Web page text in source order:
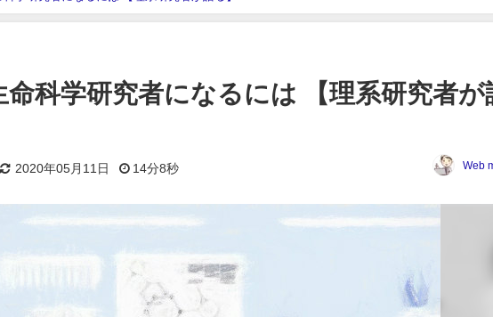
命科学研究者になるには 【理系研究者が
2020年05月11日 14分8秒 Web